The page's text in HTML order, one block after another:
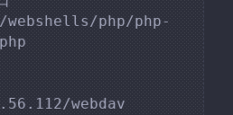
php/php-
webdav